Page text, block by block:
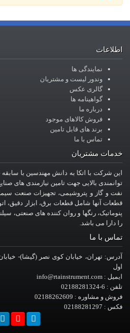
اطلاعات
نمایندگی ها
وندور لیست و مشتریان
گالری عکس
گواهینامه ها
درباره ما
فروش کالاهای موجود
برند های قابل تامین
تماس با ما
خدمات مشتریان
این شرکت با اتکا به دانش مهندسین با
توانمندی بالایی جهت تامین نیازمندی های
نفت و گاز و پتروشیمی، تجهیزات صنعت
قطعات آنها شامل قطعات برق، ابزار دقیق،
پنوماتیک، رنگها و روان کننده های صنعتی،
را دارا می باشد.
تماس با ما
اول
ایمیل : info@rtainstrument.com
تلفن : 6-02188281324
فروش و مشاوره : 02188262609
فکس : 02188281297